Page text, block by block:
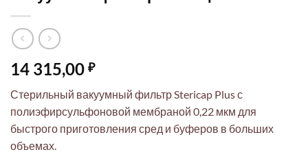
14 315,00 ₽
Стерильный вакуумный фильтр Stericap Plus с
полиэфирсульфоновой мембраной 0,22 мкм для
быстрого приготовления сред и буферов в больших
объемах.